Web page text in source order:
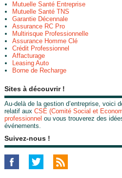
Mutuelle Santé Entreprise
Mutuelle Santé TNS
Garantie Décennale
Assurance RC Pro
Multirisque Professionnelle
Assurance Homme Clé
Crédit Professionnel
Affacturage
Leasing Auto
Borne de Recharge
Sites à découvrir !
Au-delà de la gestion d’entreprise, voici
relatif aux CSE (Comité Social et
professionnel ou vous trouverez des
événements.
Suivez-nous !